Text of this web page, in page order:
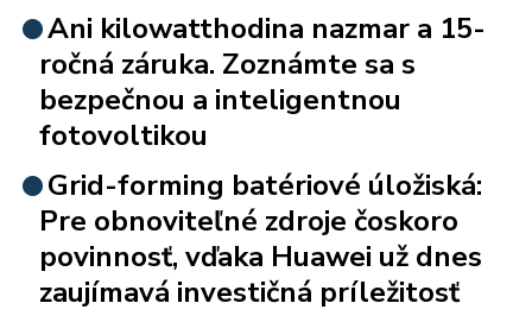
Ani kilowatthodina nazmar a 15-
ročná záruka. Zoznámte sa s
bezpečnou a inteligentnou
fotovoltikou
Grid-forming batériové úložiská:
Pre obnoviteľné zdroje čoskoro
povinnosť, vďaka Huawei už dnes
zaujímavá investičná príležitosť